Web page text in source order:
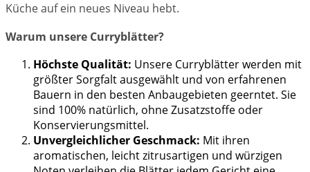
Küche auf ein neues Niveau hebt.
Warum unsere Curryblätter?
Höchste Qualität: Unsere Curryblätter werden mit
größter Sorgfalt ausgewählt und von erfahrenen
Bauern in den besten Anbaugebieten geerntet. Sie
sind 100% natürlich, ohne Zusatzstoffe oder
Konservierungsmittel.
Unvergleichlicher Geschmack: Mit ihren
aromatischen, leicht zitrusartigen und würzigen